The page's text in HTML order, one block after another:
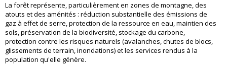
La forêt représente, particulièrement en zones de montagne, des
atouts et des aménités : réduction substantielle des émissions de
gaz à effet de serre, protection de la ressource en eau, maintien des
sols, préservation de la biodiversité, stockage du carbone,
protection contre les risques naturels (avalanches, chutes de blocs,
glissements de terrain, inondations) et les services rendus à la
population qu'elle génère.